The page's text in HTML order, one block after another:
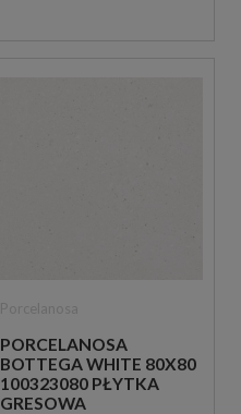
PORCELANOSA
BOTTEGA WHITE 80X80
100323080 PŁYTKA
GRESOWA